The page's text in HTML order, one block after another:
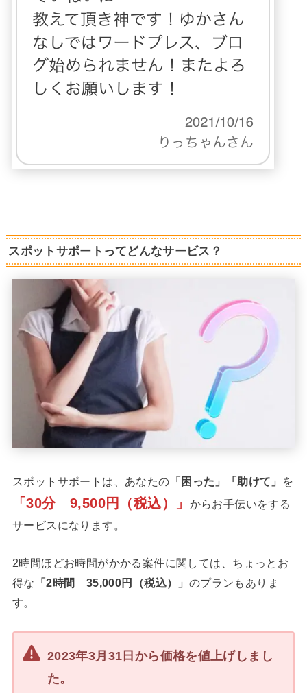
スポットサポートってどんなサービス？
スポットサポートは、あなたの 「困った」「助けて」 を
「30分 9,500円（税込）」
からお手伝いをする
サービスになります。
2時間ほどお時間がかかる案件に関しては、ちょっとお
得な 「2時間 35,000円（税込）」 のプランもありま
す。
2023年3月31日から価格を値上げしまし
た。